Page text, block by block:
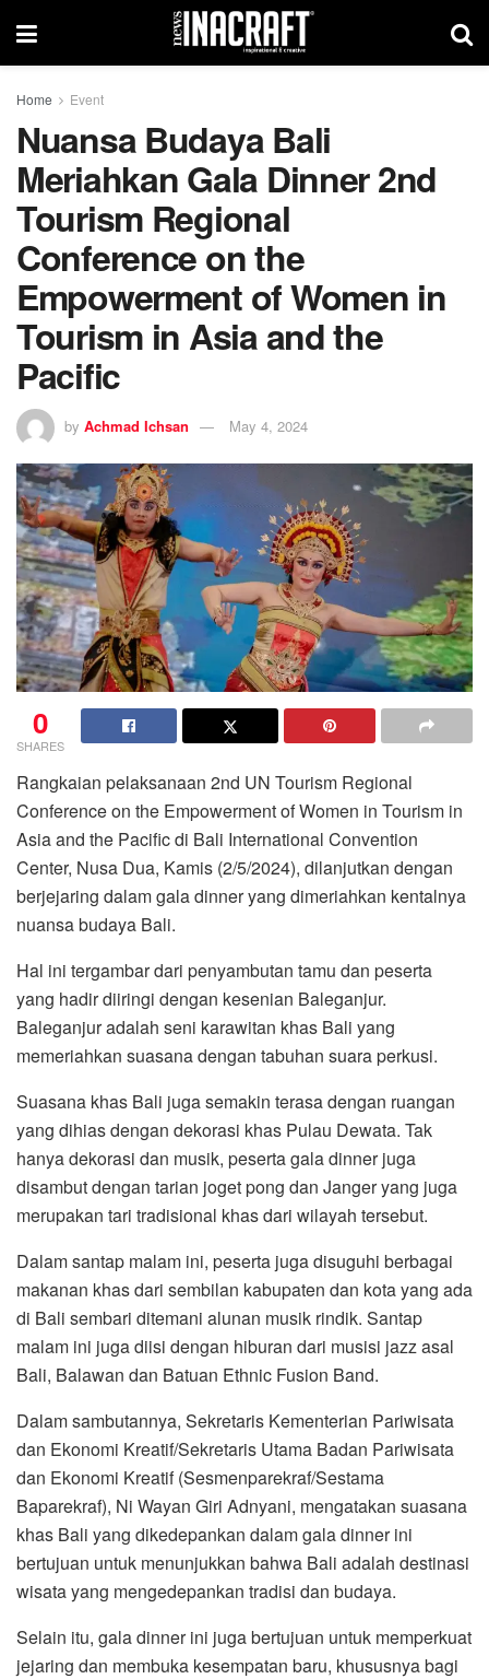
Home Event
Nuansa Budaya Bali
Meriahkan Gala Dinner 2nd
Tourism Regional
Conference on the
Empowerment of Women in
Tourism in Asia and the
Pacific
by Achmad Ichsan May 4, 2024
0
SHARES
Rangkaian pelaksanaan 2nd UN Tourism Regional
Conference on the Empowerment of Women in Tourism in
Asia and the Pacific di Bali International Convention
Center, Nusa Dua, Kamis (2/5/2024), dilanjutkan dengan
berjejaring dalam gala dinner yang dimeriahkan kentalnya
nuansa budaya Bali.
Hal ini tergambar dari penyambutan tamu dan peserta
yang hadir diiringi dengan kesenian Baleganjur.
Baleganjur adalah seni karawitan khas Bali yang
memeriahkan suasana dengan tabuhan suara perkusi.
Suasana khas Bali juga semakin terasa dengan ruangan
yang dihias dengan dekorasi khas Pulau Dewata. Tak
hanya dekorasi dan musik, peserta gala dinner juga
disambut dengan tarian joget pong dan Janger yang juga
merupakan tari tradisional khas dari wilayah tersebut.
Dalam santap malam ini, peserta juga disuguhi berbagai
makanan khas dari sembilan kabupaten dan kota yang ada
di Bali sembari ditemani alunan musik rindik. Santap
malam ini juga diisi dengan hiburan dari musisi jazz asal
Bali, Balawan dan Batuan Ethnic Fusion Band.
Dalam sambutannya, Sekretaris Kementerian Pariwisata
dan Ekonomi Kreatif/Sekretaris Utama Badan Pariwisata
dan Ekonomi Kreatif (Sesmenparekraf/Sestama
Baparekraf), Ni Wayan Giri Adnyani, mengatakan suasana
khas Bali yang dikedepankan dalam gala dinner ini
bertujuan untuk menunjukkan bahwa Bali adalah destinasi
wisata yang mengedepankan tradisi dan budaya.
Selain itu, gala dinner ini juga bertujuan untuk memperkuat
jejaring dan membuka kesempatan baru, khususnya bagi